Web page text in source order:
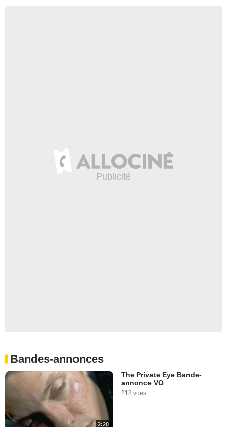
Bandes-annonces
2:20
The Private Eye Bande-
annonce VO
218 vues